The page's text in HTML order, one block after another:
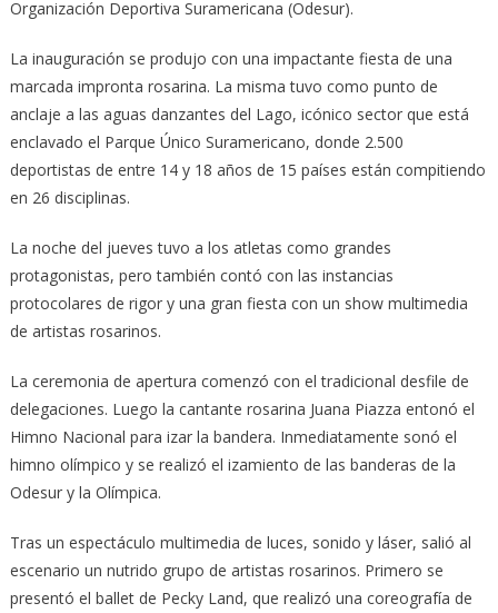
Organización Deportiva Suramericana (Odesur).
La inauguración se produjo con una impactante fiesta de una
marcada impronta rosarina. La misma tuvo como punto de
anclaje a las aguas danzantes del Lago, icónico sector que está
enclavado el Parque Único Suramericano, donde 2.500
deportistas de entre 14 y 18 años de 15 países están compitiendo
en 26 disciplinas.
La noche del jueves tuvo a los atletas como grandes
protagonistas, pero también contó con las instancias
protocolares de rigor y una gran fiesta con un show multimedia
de artistas rosarinos.
La ceremonia de apertura comenzó con el tradicional desfile de
delegaciones. Luego la cantante rosarina Juana Piazza entonó el
Himno Nacional para izar la bandera. Inmediatamente sonó el
himno olímpico y se realizó el izamiento de las banderas de la
Odesur y la Olímpica.
Tras un espectáculo multimedia de luces, sonido y láser, salió al
escenario un nutrido grupo de artistas rosarinos. Primero se
presentó el ballet de Pecky Land, que realizó una coreografía de